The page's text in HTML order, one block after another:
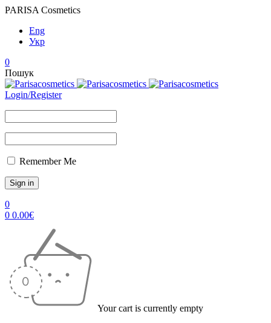
PARISA Cosmetics
Eng
Укр
0
Пошук
Login/Register
Remember Me
0
0 0.00€
Your cart is currently empty